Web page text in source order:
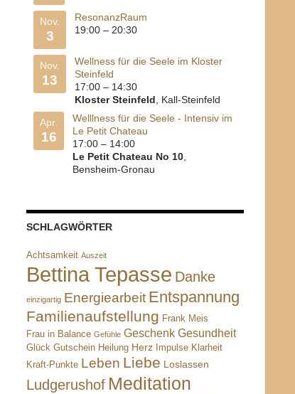
Nov.
3
ResonanzRaum
19:00 – 20:30
Nov.
13
Wellness für die Seele im Kloster
Steinfeld
17:00 – 14:30
Kloster Steinfeld , Kall-Steinfeld
Apr.
16
Welllness für die Seele - Intensiv im
Le Petit Chateau
17:00 – 14:00
Le Petit Chateau No 10
Bensheim-Gronau
SCHLAGWÖRTER
Achtsamkeit Auszeit
Bettina Tepasse Danke
einzigartig Energiearbeit Entspannung
Familienaufstellung Frank Meis
Frau in Balance Gefühle Geschenk Gesundheit
Glück Gutschein Heilung Herz Impulse Klarheit
Kraft-Punkte Leben Liebe Loslassen
Ludgerushof Meditation